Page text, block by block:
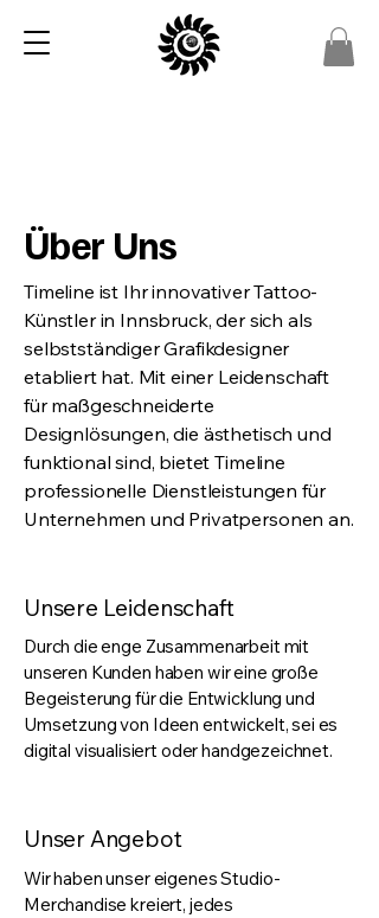
Über Uns
Timeline ist Ihr innovativer Tattoo-
Künstler in Innsbruck, der sich als
selbstständiger Grafikdesigner
etabliert hat. Mit einer Leidenschaft
für maßgeschneiderte
Designlösungen, die ästhetisch und
funktional sind, bietet Timeline
professionelle Dienstleistungen für
Unternehmen und Privatpersonen an.
Unsere Leidenschaft
Durch die enge Zusammenarbeit mit
unseren Kunden haben wir eine große
Begeisterung für die Entwicklung und
Umsetzung von Ideen entwickelt, sei es
digital visualisiert oder handgezeichnet.
Unser Angebot
Wir haben unser eigenes Studio-
Merchandise kreiert, jedes